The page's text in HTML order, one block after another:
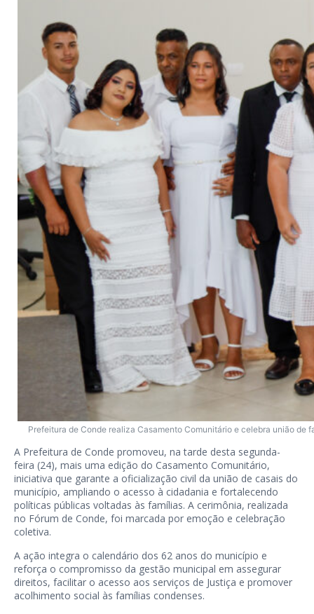
Prefeitura de Conde realiza Casamento Comunitário e celebra união
A Prefeitura de Conde promoveu, na tarde desta segunda-
feira (24), mais uma edição do Casamento Comunitário,
iniciativa que garante a oficialização civil da união de casais do
município, ampliando o acesso à cidadania e fortalecendo
políticas públicas voltadas às famílias. A cerimônia, realizada
no Fórum de Conde, foi marcada por emoção e celebração
coletiva.
A ação integra o calendário dos 62 anos do município e
reforça o compromisso da gestão municipal em assegurar
direitos, facilitar o acesso aos serviços de Justiça e promover
acolhimento social às famílias condenses.